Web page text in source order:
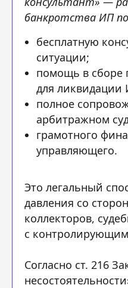
банкротства ИП
бесплатную
ситуации;
помощь в сборе
для ликвидации
полное
арбитражном
грамотного
управляющего.
Это легальный
давления со
коллекторов,
с
Согласно ст. 216